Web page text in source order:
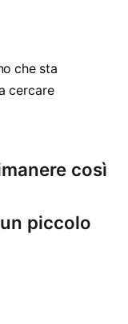
che sta
cercare
così
piccolo